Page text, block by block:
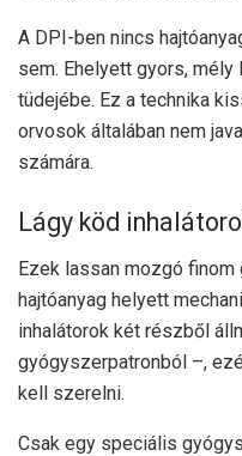
A DPI-ben nincs
sem. Ehelyett gyors,
tüdejébe. Ez a technika
orvosok általában nem
számára.
Lágy köd
Ezek lassan mozgó
hajtóanyag helyett
inhalátorok két részből
gyógyszerpatronból –,
kell szerelni.
Csak egy speciális